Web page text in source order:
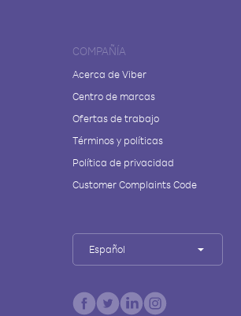
COMPAÑÍA
Acerca de Viber
Centro de marcas
Ofertas de trabajo
Términos y políticas
Política de privacidad
Customer Complaints Code
Español